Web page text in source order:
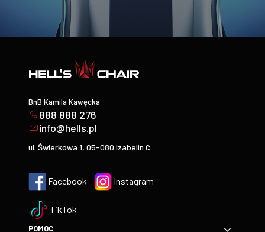
BnB Kamila Kawęcka
888 888 276
info@hells.pl
ul. Świerkowa 1, 05-080 Izabelin C
Facebook Instagram
TikTok
POMOC